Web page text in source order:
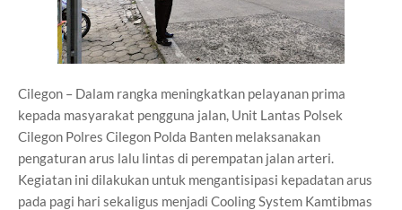
Cilegon – Dalam rangka meningkatkan pelayanan prima
kepada masyarakat pengguna jalan, Unit Lantas Polsek
Cilegon Polres Cilegon Polda Banten melaksanakan
pengaturan arus lalu lintas di perempatan jalan arteri.
Kegiatan ini dilakukan untuk mengantisipasi kepadatan arus
pada pagi hari sekaligus menjadi Cooling System Kamtibmas